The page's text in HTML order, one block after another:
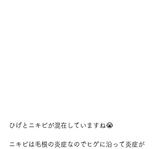
ひげとニキビが混在していますね😭
ニキビは毛根の炎症なのでヒゲに沿って炎症が